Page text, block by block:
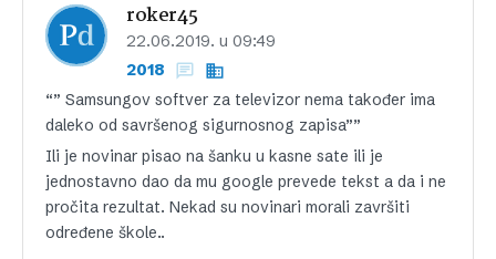
roker45
22.06.2019. u 09:49
2018
“” Samsungov softver za televizor nema također ima
daleko od savršenog sigurnosnog zapisa””
Ili je novinar pisao na šanku u kasne sate ili je
jednostavno dao da mu google prevede tekst a da i ne
pročita rezultat. Nekad su novinari morali završiti
određene škole..